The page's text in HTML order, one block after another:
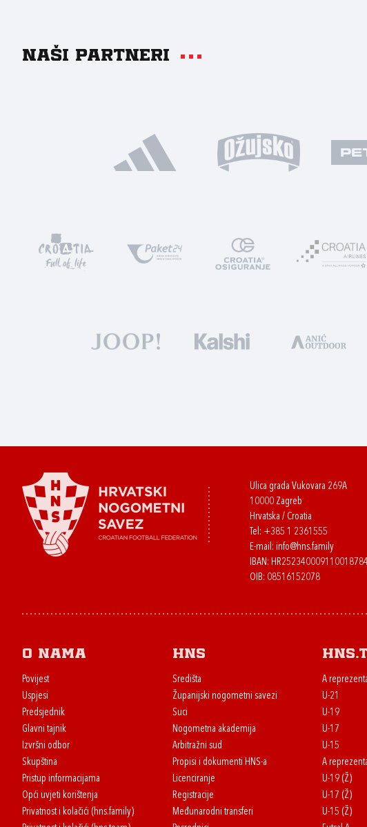
Naši partneri
Ulica grada Vukovara 269A
10000 Zagreb
Hrvatska / Croatia
Tel: +385 1 2361555
E-mail: info@hns.family
IBAN:
OIB: 08516152078
O nama
Povijest
Uspjesi
Predsjednik
Glavni tajnik
Izvršni odbor
Skupština
Pristup informacijama
Opći uvjeti korištenja
Privatnost i kolačići (hns.family)
HNS
Središta
Županijski nogometni savezi
Suci
Nogometna akademija
Arbitražni sud
Propisi i dokumenti HNS-a
Licenciranje
Registracije
Međunarodni transferi
A
U-21
U-19
U-17
U-15
A
U-19 (Ž)
U-17 (Ž)
U-15 (Ž)